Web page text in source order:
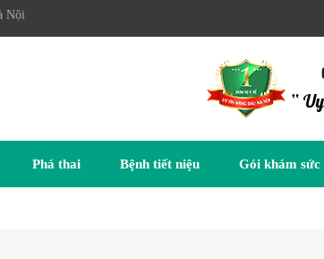
“
Phá thai Bệnh tiết niệu Gói khám sức